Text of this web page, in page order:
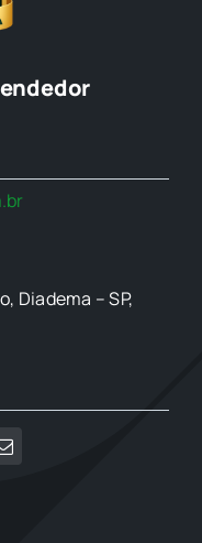
Diadema – SP,